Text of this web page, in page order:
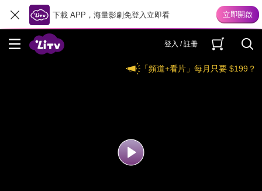
下載 APP，海量影劇免登入立即看
登入 / 註冊
「頻道+看片」每月只要 $199？